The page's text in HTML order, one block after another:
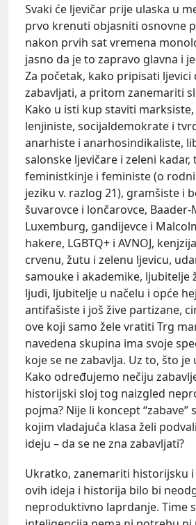
Svaki će ljevičar prije ulaska u
prvo krenuti objasniti osnovne
nakon prvih sat vremena
jasno da je to zapravo glavna i
Za početak, kako pripisati ljevici
zabavljati, a pritom zanemariti
Kako u isti kup staviti
lenjiniste, socijaldemokrate i
anarhiste i anarhosindikaliste,
salonske ljevičare i zeleni
feministkinje i feministe (o
jeziku v. razlog 21), gramšiste i
šuvarovce i lončarovce,
Luxemburg, gandijevce i
hakere, LGBTQ+ i AVNOJ,
crvenu, žutu i zelenu ljevicu,
samouke i akademike, ljubitelje
ljudi, ljubitelje u načelu i opće
antifašiste i još žive partizane,
ove koji samo žele vratiti Trg
navedena skupina ima svoje
koje se ne zabavlja. Uz to, što je
Kako određujemo nečiju
historijski sloj tog naizgled
pojma? Nije li koncept
kojim vladajuća klasa želi
ideju – da se ne zna zabavljati?
Ukratko, zanemariti historijsku
ovih ideja i historija bilo bi
neproduktivno laprdanje. Time